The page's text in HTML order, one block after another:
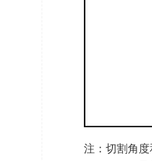
注：切割角